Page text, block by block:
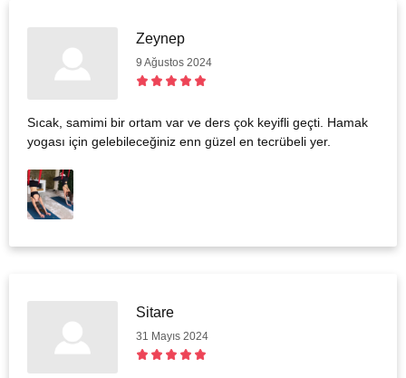
Zeynep
9 Ağustos 2024
Sıcak, samimi bir ortam var ve ders çok keyifli geçti. Hamak
yogası için gelebileceğiniz enn güzel en tecrübeli yer.
Sitare
31 Mayıs 2024